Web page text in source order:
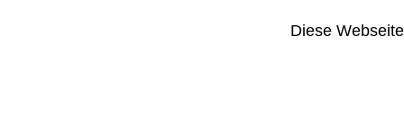
Diese